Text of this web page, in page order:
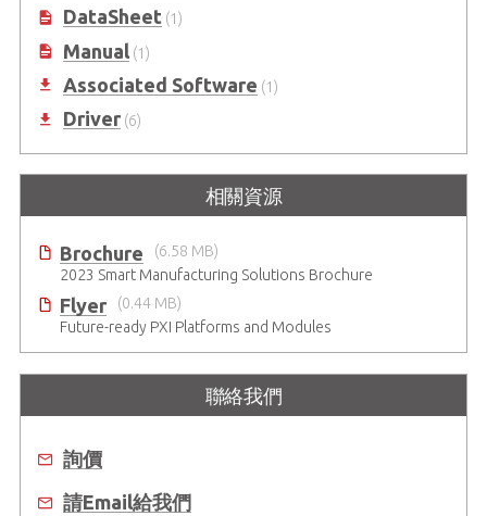
DataSheet(1)
Manual(1)
Associated Software (1)
Driver(6)
相關資源
Brochure
(6.58 MB)
2023 Smart Manufacturing Solutions Brochure
Flyer
(0.44 MB)
Future-ready PXI Platforms and Modules
聯絡我們
詢價
請Email給我們